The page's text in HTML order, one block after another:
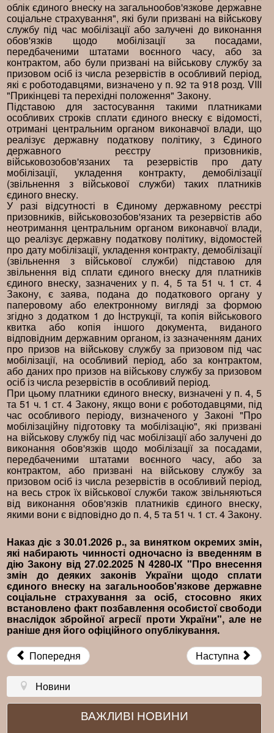
облік єдиного внеску на загальнообов'язкове державне
соціальне страхування", які були призвані на військову
службу під час мобілізації або залучені до виконання
обов'язків щодо мобілізації за посадами,
передбаченими штатами воєнного часу, або за
контрактом, або були призвані на військову службу за
призовом осіб із числа резервістів в особливий період,
які є роботодавцями, визначено у п. 92 та 918 розд. VIII
"Прикінцеві та перехідні положення" Закону.
Підставою для застосування такими платниками
особливих строків сплати єдиного внеску є відомості,
отримані центральним органом виконавчої влади, що
реалізує державну податкову політику, з Єдиного
державного реєстру призовників,
військовозобов'язаних та резервістів про дату
мобілізації, укладення контракту, демобілізації
(звільнення з військової служби) таких платників
єдиного внеску.
У разі відсутності в Єдиному державному реєстрі
призовників, військовозобов'язаних та резервістів або
неотримання центральним органом виконавчої влади,
що реалізує державну податкову політику, відомостей
про дату мобілізації, укладення контракту, демобілізації
(звільнення з військової служби) підставою для
звільнення від сплати єдиного внеску для платників
єдиного внеску, зазначених у п. 4, 5 та 51 ч. 1 ст. 4
Закону, є заява, подана до податкового органу у
паперовому або електронному вигляді за формою
згідно з додатком 1 до Інструкції, та копія військового
квитка або копія іншого документа, виданого
відповідним державним органом, із зазначенням даних
про призов на військову службу за призовом під час
мобілізації, на особливий період, або за контрактом,
або даних про призов на військову службу за призовом
осіб із числа резервістів в особливий період.
При цьому платники єдиного внеску, визначені у п. 4, 5
та 51 ч. 1 ст. 4 Закону, якщо вони є роботодавцями, під
час особливого періоду, визначеного у Законі "Про
мобілізаційну підготовку та мобілізацію", які призвані
на військову службу під час мобілізації або залучені до
виконання обов'язків щодо мобілізації за посадами,
передбаченими штатами воєнного часу, або за
контрактом, або призвані на військову службу за
призовом осіб із числа резервістів в особливий період,
на весь строк їх військової служби також звільняються
від виконання обов'язків платників єдиного внеску,
якими вони є відповідно до п. 4, 5 та 51 ч. 1 ст. 4 Закону.
Наказ діє з 30.01.2026 р., за винятком окремих змін,
які набирають чинності одночасно із введенням в
дію Закону від 27.02.2025 N 4280-IX "Про внесення
змін до деяких законів України щодо сплати
єдиного внеску на загальнообов'язкове державне
соціальне страхування за осіб, стосовно яких
встановлено факт позбавлення особистої свободи
внаслідок збройної агресії проти України", але не
раніше дня його офіційного опублікування.
Попередня
Наступна
Новини
ВАЖЛИВІ НОВИНИ